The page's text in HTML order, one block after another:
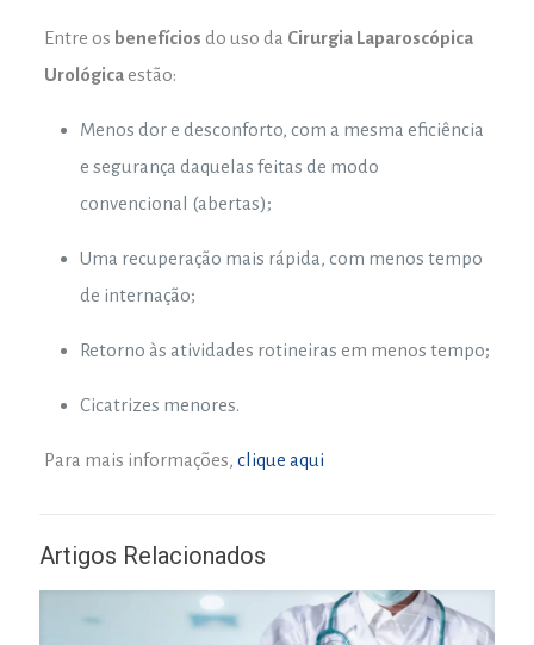
Entre os benefícios do uso da Cirurgia Laparoscópica
Urológicaestão:
Menos dor e desconforto, com a mesma eficiência
e segurança daquelas feitas de modo
convencional (abertas);
Uma recuperação mais rápida, com menos tempo
de internação;
Retorno às atividades rotineiras em menos tempo;
Cicatrizes menores.
Para mais informações, clique aqui
Artigos Relacionados